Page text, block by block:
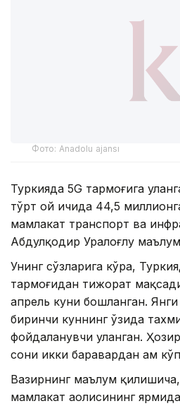
Фото: Anadolu ajansı
Туркияда 5G тармоғига
тўрт ой ичида 44,5
мамлакат транспорт ва
Абдулқодир Уралоғлу
Унинг сўзларига кўра,
тармоғидан тижорат
апрель куни бошланган. Янги
биринчи куннинг ўзида
фойдаланувчи уланган.
сони икки баравардан ҳам
Вазирнинг маълум
мамлакат аҳолисининг